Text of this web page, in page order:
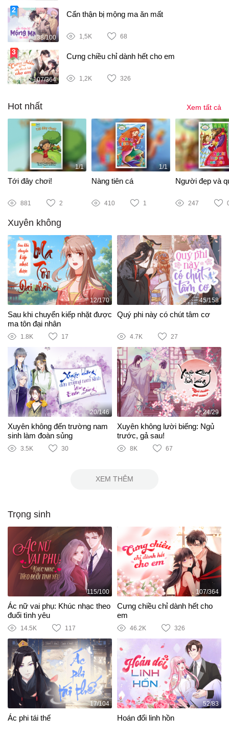
138/100
Cẩn thận bị mộng ma ăn mất
1,5K 68
107/364
Cưng chiều chỉ dành hết cho em
1,2K 326
Hot nhất Xem tất cả
1/1
Tới đây chơi!
881 2
1/1
Nàng tiên cá
410 1
Người đẹp và
247
Xuyên không
12/170
Sau khi chuyển kiếp nhặt được
ma tôn đại nhân
1.8K 17
45/158
Quý phi này có chút tâm cơ
4.7K 27
20/146
Xuyên không đến trường nam
sinh làm đoàn sủng
3.5K 30
24/29
Xuyên không lười biếng: Ngủ
trước, gả sau!
8K 67
XEM THÊM
Trọng sinh
115/100
Ác nữ vai phụ: Khúc nhạc theo
đuổi tình yêu
14.5K 117
107/364
Cưng chiều chỉ dành hết cho
em
46.2K 326
17/104
Ác phi tái thế
52/83
Hoán đổi linh hồn